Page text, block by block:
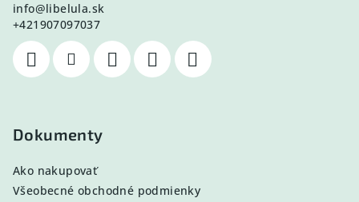
info@libelula.sk
+421907097037
Dokumenty
Ako nakupovať
Všeobecné obchodné podmienky